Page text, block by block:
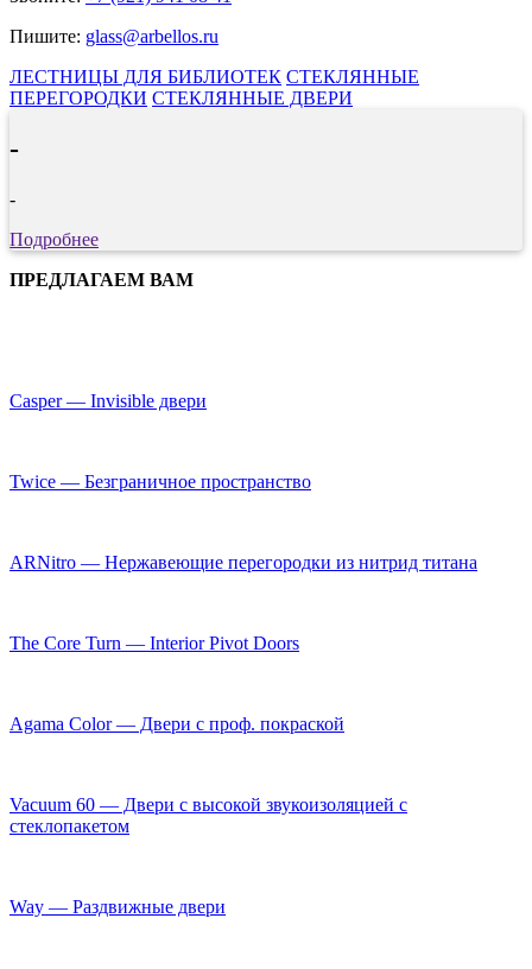
Пишите: glass@arbellos.ru
ЛЕСТНИЦЫ ДЛЯ БИБЛИОТЕК СТЕКЛЯННЫЕ
ПЕРЕГОРОДКИ СТЕКЛЯННЫЕ ДВЕРИ
-
-
Подробнее
ПРЕДЛАГАЕМ ВАМ
Сasper — Invisible двери
Twice — Безграничное пространство
ARNitro — Нержавеющие перегородки из нитрид титана
The Core Turn — Interior Pivot Doors
Agama Color — Двери с проф. покраской
Vacuum 60 — Двери с высокой звукоизоляцией с
стеклопакетом
Way — Раздвижные двери